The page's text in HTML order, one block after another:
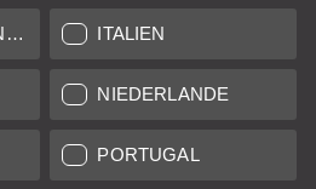
VEREINIGTES KÖNIGREICH ITALIEN
NIEDERLANDE
PORTUGAL